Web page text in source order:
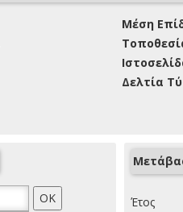
Μέση
Δελτία
Έτος